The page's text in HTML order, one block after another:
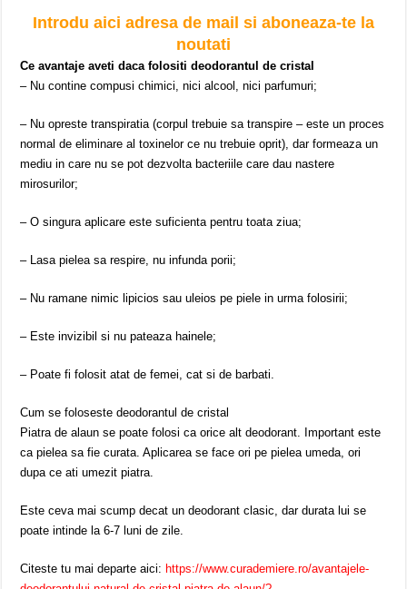
Introdu aici adresa de mail si aboneaza-te la
noutati
Ce avantaje aveti daca folositi deodorantul de cristal
– Nu contine compusi chimici, nici alcool, nici parfumuri;
– Nu opreste transpiratia (corpul trebuie sa transpire – este un proces
normal de eliminare al toxinelor ce nu trebuie oprit), dar formeaza un
mediu in care nu se pot dezvolta bacteriile care dau nastere
mirosurilor;
– O singura aplicare este suficienta pentru toata ziua;
– Lasa pielea sa respire, nu infunda porii;
– Nu ramane nimic lipicios sau uleios pe piele in urma folosirii;
– Este invizibil si nu pateaza hainele;
– Poate fi folosit atat de femei, cat si de barbati.
Cum se foloseste deodorantul de cristal
Piatra de alaun se poate folosi ca orice alt deodorant. Important este
ca pielea sa fie curata. Aplicarea se face ori pe pielea umeda, ori
dupa ce ati umezit piatra.
Este ceva mai scump decat un deodorant clasic, dar durata lui se
poate intinde la 6-7 luni de zile.
Citeste tu mai departe aici: https://www.curademiere.ro/avantajele-